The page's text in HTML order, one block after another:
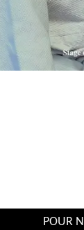
POUR